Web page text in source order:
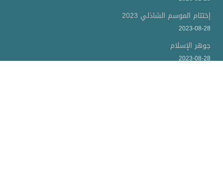
إختتام الموسم الشاذلي 2023
2023-08-28
جوهر الإسلام
2023-08-28